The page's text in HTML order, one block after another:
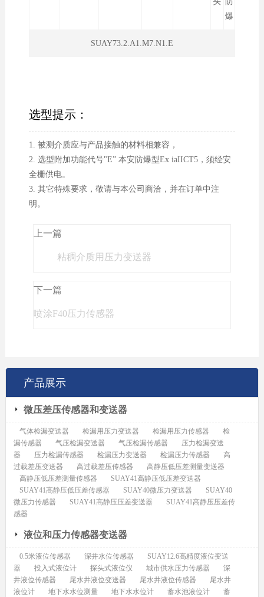
爆
SUAY73.2.A1.M7.N1.E
选型提示：
1. 被测介质应与产品接触的材料相兼容，
2. 选型附加功能代号"E” 本安防爆型Ex iaIICT5，须经安
全栅供电。
3. 其它特殊要求，敬请与本公司商洽，并在订单中注
明。
上一篇
粘稠介质用压力变送器
下一篇
喷涂F40压力传感器
产品展示
微压差压传感器和变送器
气体检漏变送器 检漏用压力变送器 检漏用压力传感器
检
漏传感器
气压检漏变送器 气压检漏传感器
压力检漏变送
器
压力检漏传感器 检漏压力变送器 检漏压力传感器
高
过载差压变送器
高过载差压传感器
高静压低压差测量变送器
高静压低压差测量传感器
SUAY41高静压低压差变送器
SUAY41高静压低压差传感器
SUAY40微压力变送器
SUAY40
微压力传感器
SUAY41高静压压差变送器
SUAY41高静压压差传
感器
液位和压力传感器变送器
0.5米液位传感器 深井水位传感器
SUAY12.6高精度液位变送
器
投入式液位计 探头式液位仪 城市供水压力传感器
深
井液位传感器
尾水井液位变送器 尾水井液位传感器
尾水井
液位计
地下水水位测量 地下水水位计 蓄水池液位计
蓄